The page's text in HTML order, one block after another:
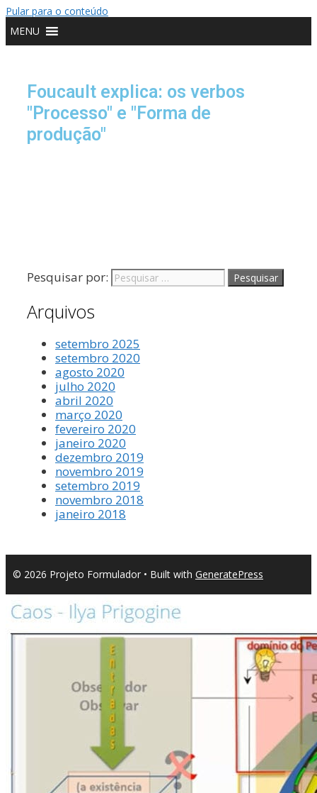
o
conteúdo
Pular para o conteúdo
MENU
Foucault explica: os verbos
"Processo" e "Forma de
produção"
Pesquisar por:
Arquivos
setembro 2025
setembro 2020
agosto 2020
julho 2020
abril 2020
março 2020
fevereiro 2020
janeiro 2020
dezembro 2019
novembro 2019
setembro 2019
novembro 2018
janeiro 2018
© 2026 Projeto Formulador • Built with GeneratePress